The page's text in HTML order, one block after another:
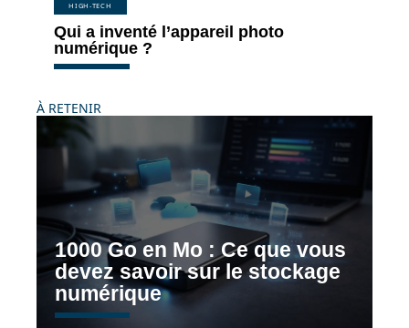
HIGH-TECH
Qui a inventé l’appareil photo
numérique ?
À RETENIR
1000 Go en Mo : Ce que vous
devez savoir sur le stockage
numérique